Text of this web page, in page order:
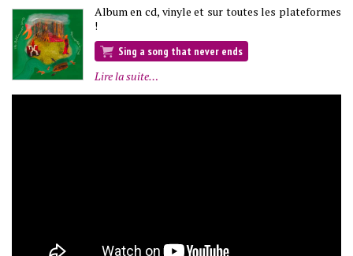
Album en cd, vinyle et sur toutes les plateformes
!
Sing a song that never ends
Lire la suite…